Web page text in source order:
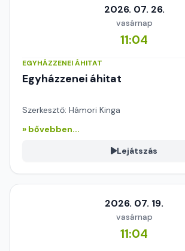
2026. 07. 26.
vasárnap
11:04
EGYHÁZZENEI ÁHITAT
Egyházzenei áhitat
Szerkesztő: Hámori Kinga
» bővebben...
Lejátszás
2026. 07. 19.
vasárnap
11:04